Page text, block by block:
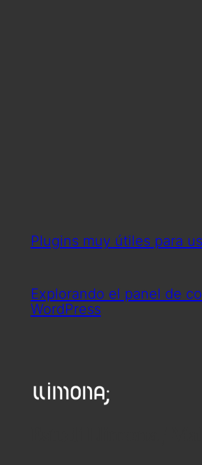
Plugins muy útiles para
Explorando el panel de
WordPress